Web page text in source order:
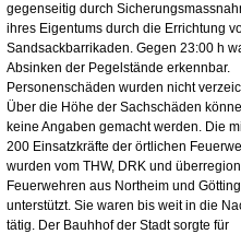
gegenseitig durch
ihres Eigentums durch die Errichtung
Sandsackbarrikaden. Gegen 23:00 h
Absinken der Pegelstände erkennbar.
Personenschäden wurden nicht
Über die Höhe der Sachschäden
keine Angaben gemacht werden. Die
200 Einsatzkräfte der örtlichen
wurden vom THW, DRK und
Feuerwehren aus Northeim und
unterstützt. Sie waren bis weit in die
tätig. Der Bauhhof der Stadt sorgte für